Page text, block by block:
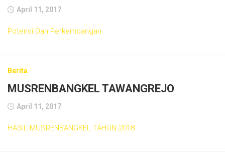
April 11, 2017
Potensi Dan Perkembangan
Berita
MUSRENBANGKEL TAWANGREJO
April 11, 2017
HASIL MUSRENBANGKEL TAHUN 2018